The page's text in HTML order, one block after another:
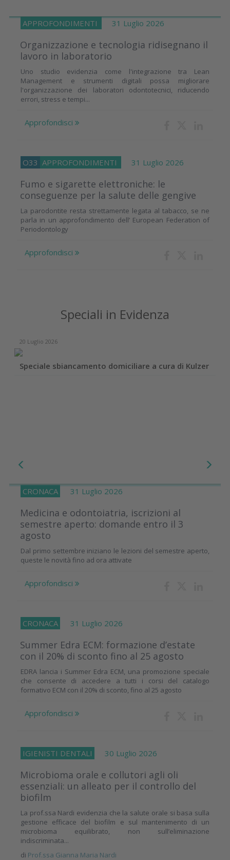
APPROFONDIMENTI 31 Luglio 2026
Organizzazione e tecnologia ridisegnano il
lavoro in laboratorio
Uno studio evidenzia come l'integrazione tra Lean
Management e strumenti digitali possa migliorare
l'organizzazione dei laboratori odontotecnici, riducendo
errori, stress e tempi...
Approfondisci
O33 APPROFONDIMENTI 31 Luglio 2026
Fumo e sigarette elettroniche: le
conseguenze per la salute delle gengive
La parodontite resta strettamente legata al tabacco, se ne
parla in un approfondimento dell’ European Federation of
Periodontology
Approfondisci
Speciali in Evidenza
20 Luglio 2026
Speciale sbiancamento domiciliare a cura di Kulzer
CRONACA 31 Luglio 2026
Medicina e odontoiatria, iscrizioni al
semestre aperto: domande entro il 3
agosto
Dal primo settembre iniziano le lezioni del semestre aperto,
queste le novità fino ad ora attivate
Approfondisci
CRONACA 31 Luglio 2026
Summer Edra ECM: formazione d’estate
con il 20% di sconto fino al 25 agosto
EDRA lancia i Summer Edra ECM, una promozione speciale
che consente di accedere a tutti i corsi del catalogo
formativo ECM con il 20% di sconto, fino al 25 agosto
Approfondisci
IGIENISTI DENTALI 30 Luglio 2026
Microbioma orale e collutori agli oli
essenziali: un alleato per il controllo del
biofilm
La prof.ssa Nardi evidenzia che la salute orale si basa sulla
gestione efficace del biofilm e sul mantenimento di un
microbioma equilibrato, non sull’eliminazione
indiscriminata...
di Prof.ssa Gianna Maria Nardi